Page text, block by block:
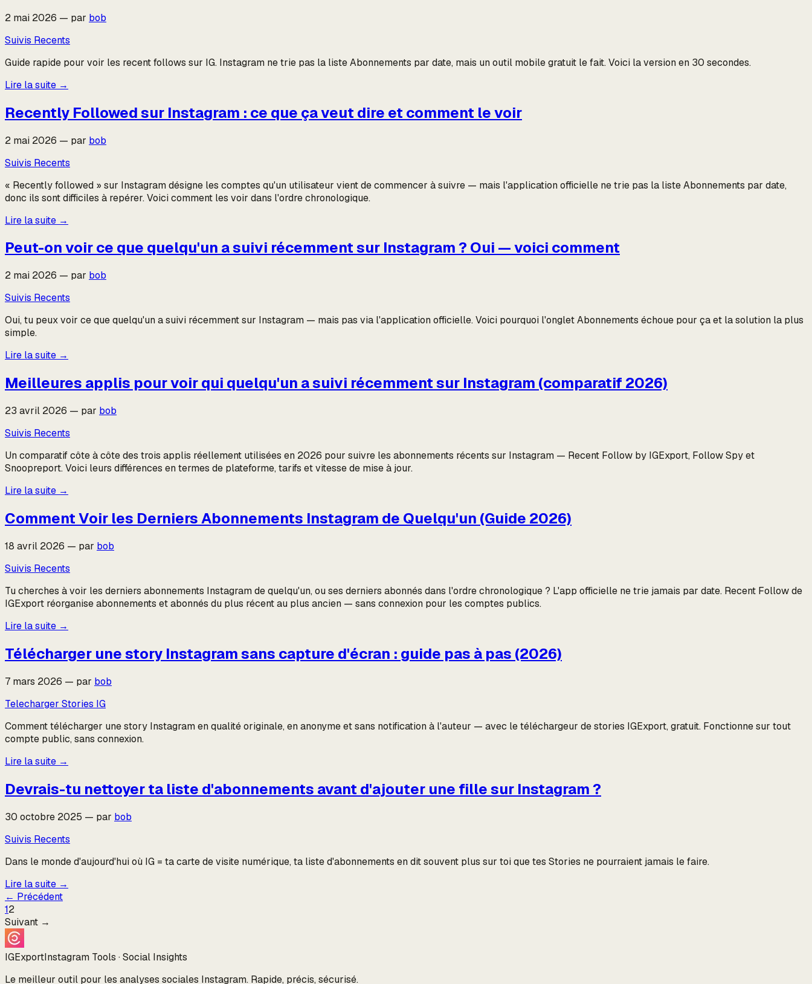
2 mai 2026 — par bob
Suivis Recents
Guide rapide pour voir les recent follows sur IG. Instagram ne trie pas la liste Abonnements par date, mais un outil mobile gratuit le fait. Voici la version en 30 secondes.
Lire la suite →
Recently Followed sur Instagram : ce que ça veut dire et comment le voir
2 mai 2026 — par bob
Suivis Recents
« Recently followed » sur Instagram désigne les comptes qu'un utilisateur vient de commencer à suivre — mais l'application officielle ne trie pas la liste Abonnements par date,
donc ils sont difficiles à repérer. Voici comment les voir dans l'ordre chronologique.
Lire la suite →
Peut-on voir ce que quelqu'un a suivi récemment sur Instagram ? Oui — voici comment
2 mai 2026 — par bob
Suivis Recents
Oui, tu peux voir ce que quelqu'un a suivi récemment sur Instagram — mais pas via l'application officielle. Voici pourquoi l'onglet Abonnements échoue pour ça et la solution la plus
simple.
Lire la suite →
Meilleures applis pour voir qui quelqu'un a suivi récemment sur Instagram (comparatif 2026)
23 avril 2026 — par bob
Suivis Recents
Un comparatif côte à côte des trois applis réellement utilisées en 2026 pour suivre les abonnements récents sur Instagram — Recent Follow by IGExport, Follow Spy et
Snoopreport. Voici leurs différences en termes de plateforme, tarifs et vitesse de mise à jour.
Lire la suite →
Comment Voir les Derniers Abonnements Instagram de Quelqu'un (Guide 2026)
18 avril 2026 — par bob
Suivis Recents
Tu cherches à voir les derniers abonnements Instagram de quelqu'un, ou ses derniers abonnés dans l'ordre chronologique ? L'app officielle ne trie jamais par date. Recent Follow de
IGExport réorganise abonnements et abonnés du plus récent au plus ancien — sans connexion pour les comptes publics.
Lire la suite →
Télécharger une story Instagram sans capture d'écran : guide pas à pas (2026)
7 mars 2026 — par bob
Telecharger Stories IG
Comment télécharger une story Instagram en qualité originale, en anonyme et sans notification à l'auteur — avec le téléchargeur de stories IGExport, gratuit. Fonctionne sur tout
compte public, sans connexion.
Lire la suite →
Devrais-tu nettoyer ta liste d'abonnements avant d'ajouter une fille sur Instagram ?
30 octobre 2025 — par bob
Suivis Recents
Dans le monde d'aujourd'hui où IG = ta carte de visite numérique, ta liste d'abonnements en dit souvent plus sur toi que tes Stories ne pourraient jamais le faire.
Lire la suite →
← Précédent
12
Suivant →
IGExportInstagram Tools · Social Insights
Le meilleur outil pour les analyses sociales Instagram. Rapide, précis, sécurisé.